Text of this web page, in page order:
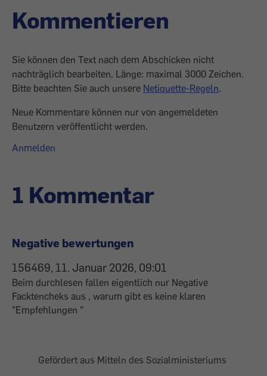
Kommentieren
Sie können den Text nach dem Abschicken nicht
nachträglich bearbeiten, Länge: maximal 3000 Zeichen.
Bitte beachten Sie auch unsere Netiquette-Regeln.
Neue Kommentare können nur von angemeldeten
Benutzern veröffentlicht werden.
Anmelden
1 Kommentar
Negative bewertungen
156469, 11. Januar 2026, 09:01
Beim durchlesen fallen eigentlich nur Negative
Facktencheks aus , warum gibt es keine klaren
"Empfehlungen "
Gefördert aus Mitteln des Sozialministeriums